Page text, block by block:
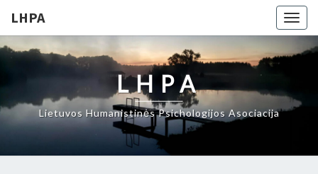
LHPA
LHPA
Lietuvos Humanistinės Psichologijos Asociacija